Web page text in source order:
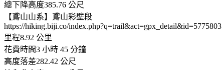
總下降高度385.76 公尺
【鳶山山系】鳶山彩壁段
https://hiking.biji.co/index.php?q=trail&act=gpx_detail&id=5775803
里程8.92 公里
花費時間3 小時 45 分鐘
高度落差282.42 公尺